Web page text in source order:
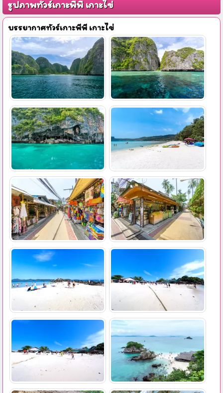
รูปภาพทัวร์เกาะพีพี เกาะไข่
บรรยากาศทัวร์เกาะพีพี เกาะไข่